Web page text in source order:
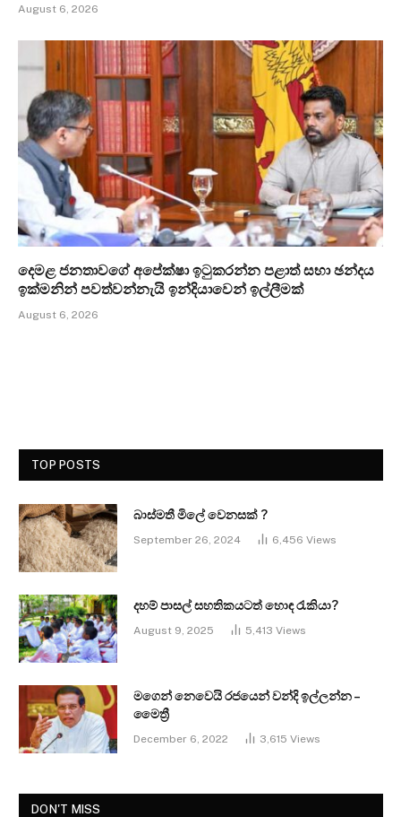
August 6, 2026
දෙමළ ජනතාවගේ අපේක්ෂා ඉටුකරන්න පළාත් සභා ඡන්දය
ඉක්මනින් පවත්වන්නැයි ඉන්දියාවෙන් ඉල්ලීමක්
August 6, 2026
TOP POSTS
බාස්මතී මිලේ වෙනසක් ?
September 26, 2024 6,456 Views
දහම් පාසල් සහතිකයටත් හොඳ රැකියා?
August 9, 2025 5,413 Views
මගෙන් නෙවෙයි රජයෙන් වන්දි ඉල්ලන්න –
මෛත්‍රී
December 6, 2022 3,615 Views
DON'T MISS